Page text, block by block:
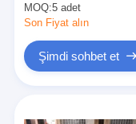
MOQ:5 adet
Son Fiyat alın
Şimdi sohbet et